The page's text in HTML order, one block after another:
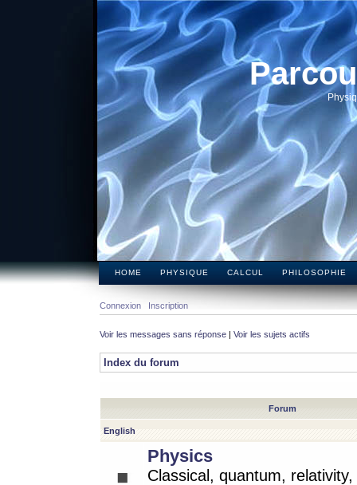
HOME PHYSIQUE CALCUL PHILOSOPHIE
Connexion Inscription
Voir les messages sans réponse | Voir les sujets actifs
Index du forum
Forum
English
Physics
Classical, quantum,